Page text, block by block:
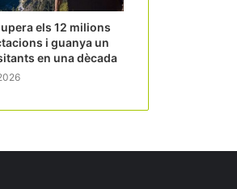
els 12 milions
i guanya un
en una dècada